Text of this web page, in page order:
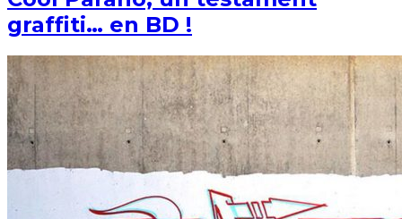
graffiti… en BD !